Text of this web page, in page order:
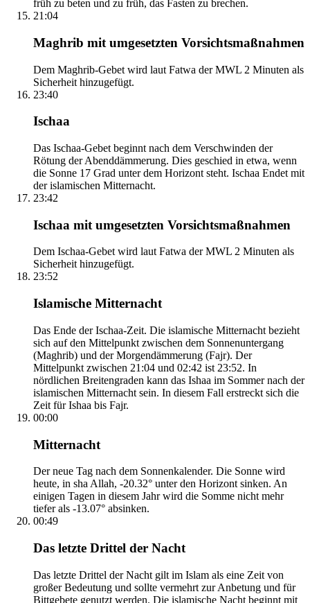
früh zu beten und zu früh, das Fasten zu brechen.
21:04
Maghrib mit umgesetzten Vorsichtsmaßnahmen
Dem Maghrib-Gebet wird laut Fatwa der MWL 2 Minuten als
Sicherheit hinzugefügt.
23:40
Ischaa
Das Ischaa-Gebet beginnt nach dem Verschwinden der
Rötung der Abenddämmerung. Dies geschied in etwa, wenn
die Sonne 17 Grad unter dem Horizont steht. Ischaa Endet mit
der islamischen Mitternacht.
23:42
Ischaa mit umgesetzten Vorsichtsmaßnahmen
Dem Ischaa-Gebet wird laut Fatwa der MWL 2 Minuten als
Sicherheit hinzugefügt.
23:52
Islamische Mitternacht
Das Ende der Ischaa-Zeit. Die islamische Mitternacht bezieht
sich auf den Mittelpunkt zwischen dem Sonnenuntergang
(Maghrib) und der Morgendämmerung (Fajr). Der
Mittelpunkt zwischen 21:04 und 02:42 ist 23:52. In
nördlichen Breitengraden kann das Ishaa im Sommer nach der
islamischen Mitternacht sein. In diesem Fall erstreckt sich die
Zeit für Ishaa bis Fajr.
00:00
Mitternacht
Der neue Tag nach dem Sonnenkalender. Die Sonne wird
heute, in sha Allah, -20.32° unter den Horizont sinken. An
einigen Tagen in diesem Jahr wird die Somme nicht mehr
tiefer als -13.07° absinken.
00:49
Das letzte Drittel der Nacht
Das letzte Drittel der Nacht gilt im Islam als eine Zeit von
großer Bedeutung und sollte vermehrt zur Anbetung und für
Bittgebete genutzt werden. Die islamische Nacht beginnt mit